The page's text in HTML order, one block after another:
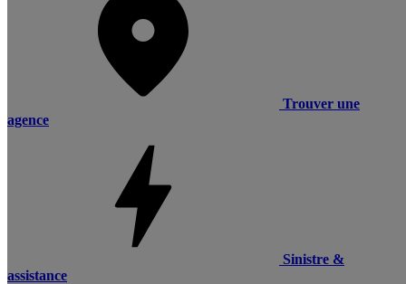
Trouver une
agence
Sinistre &
assistance